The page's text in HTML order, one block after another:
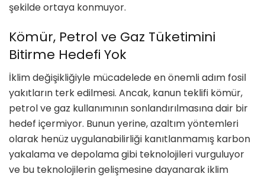
şekilde ortaya konmuyor.
Kömür, Petrol ve Gaz Tüketimini
Bitirme Hedefi Yok
İklim değişikliğiyle mücadelede en önemli adım fosil
yakıtların terk edilmesi. Ancak, kanun teklifi kömür,
petrol ve gaz kullanımının sonlandırılmasına dair bir
hedef içermiyor. Bunun yerine, azaltım yöntemleri
olarak henüz uygulanabilirliği kanıtlanmamış karbon
yakalama ve depolama gibi teknolojileri vurguluyor
ve bu teknolojilerin gelişmesine dayanarak iklim